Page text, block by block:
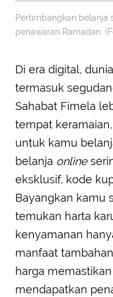
Pertimbangkan belanja
penawaran Ramadan.
Di era digital,
termasuk
Sahabat Fimela
tempat
untuk kamu
belanja online
eksklusif, kode
Bayangkan kamu
temukan harta
kenyamanan
manfaat
harga
mendapatkan